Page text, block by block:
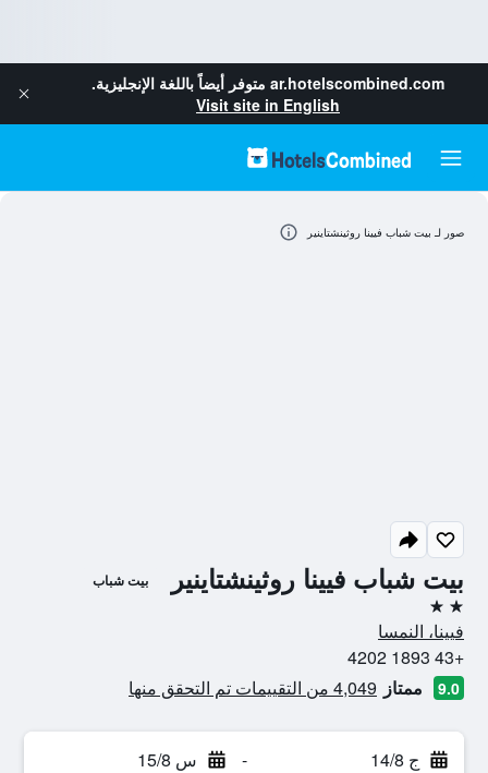
ar.hotelscombined.com متوفر أيضاً باللغة الإنجليزية.
Visit site in English
بيت شباب فيينا روثينشتاينير بيت شباب
2 نجمتين
فيينا، النمسا
+43 1893 4202
9.0 ممتاز 4,049 من التقييمات تم التحقق منها
ج 14/8 - س 15/8
صور لـ بيت شباب فيينا روثينشتاينير